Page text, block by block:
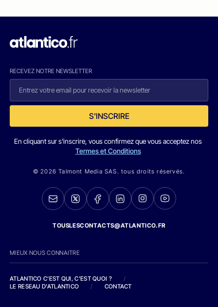
RECEVEZ NOTRE NEWSLETTER
S'INSCRIRE
En cliquant sur s'inscrire, vous confirmez que vous acceptez nos
Termes et Conditions
© 2026 Talmont Media SAS. tous droits réservés.
TOUSLESCONTACTS@ATLANTICO.FR
MIEUX NOUS CONNAITRE
ATLANTICO C'EST QUI, C'EST QUOI ?
/
LE RESEAU D'ATLANTICO
/ CONTACT